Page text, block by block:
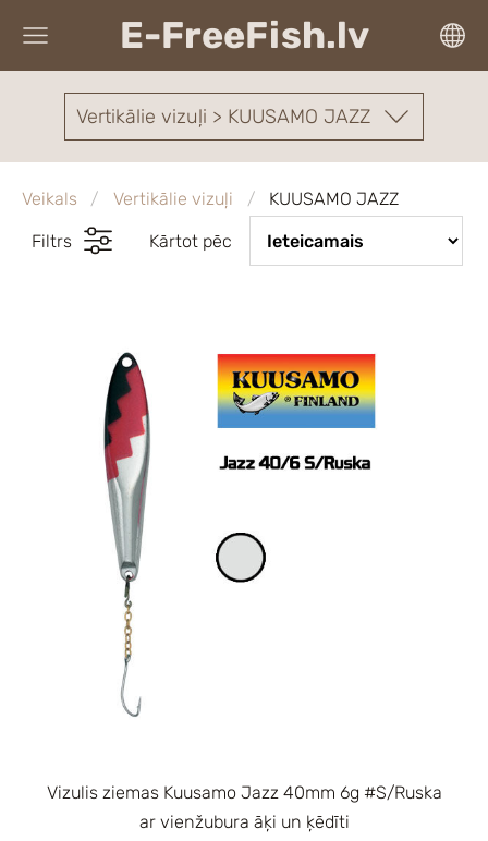
E-FreeFish.lv
Vertikālie vizuļi > KUUSAMO JAZZ
Veikals Vertikālie vizuļi KUUSAMO JAZZ
Filtrs Kārtot pēc
Vizulis ziemas Kuusamo Jazz 40mm 6g #S/Ruska
ar vienžubura āķi un ķēdīti